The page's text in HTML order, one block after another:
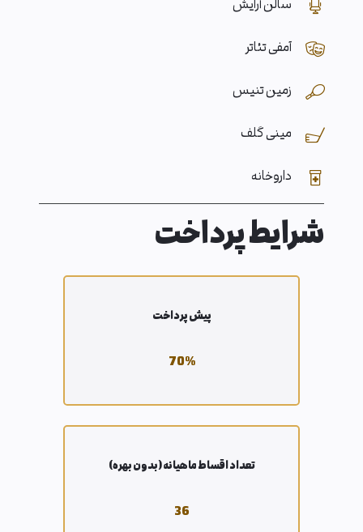
سالن آرایش
آمفی تئاتر
زمین تنیس
مینی گلف
داروخانه
شرایط پرداخت
پیش پرداخت
%
70
تعداد اقساط ماهیانه (بدون بهره)
36